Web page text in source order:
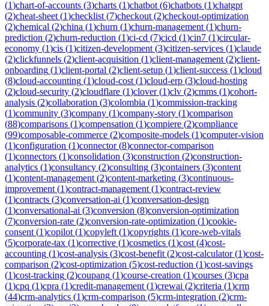
(1)chart-of-accounts (3)charts (1)chatbot (6)chatbots (1)chatgpt
(2)cheat-sheet (1)checklist (7)checkout (2)checkout-optimization
(2)chemical (2)china (1)churn (1)churn-management (1)churn-
prediction (2)churn-reduction (1)ci-cd (7)cicd (1)cin7 (1)circular-
economy (1)cis (1)citizen-development (3)citizen-services (1)claude
(2)clickfunnels (2)client-acquisition (1)client-management (2)client-
onboarding (1)client-portal (2)client-setup (1)client-success (1)cloud
(8)cloud-accounting (1)cloud-cost (1)cloud-erp (3)cloud-hosting
(2)cloud-security (2)cloudflare (1)clover(1)clv (2)cmms (1)cohort-
analysis (2)collaboration (3)colombia (1)commission-tracking
(1)community (3)company (1)company-story (1)comparison
(88)comparisons (1)compensation (1)compiere (2)compliance
(99)composable-commerce (2)composite-models (1)computer-vision
(1)configuration (1)connector(8)connector-comparison
(1)connectors (1)consolidation (3)construction (2)construction-
analytics (1)consultancy (2)consulting (3)containers (3)content
(1)content-management (2)content-marketing (3)continuous-
improvement (1)contract-management (1)contract-review
(1)contracts (3)conversation-ai (1)conversation-design
(1)conversational-ai (3)conversion (8)conversion-optimization
(7)conversion-rate (2)conversion-rate-optimization (1)cookie-
consent (1)copilot (1)copyleft (1)copyrights (1)core-web-vitals
(5)corporate-tax (1)corrective (1)cosmetics (1)cost (4)cost-
accounting (1)cost-analysis (3)cost-benefit (2)cost-calculator(1)cost-
comparison (2)cost-optimization (5)cost-reduction (1)cost-savings
(1)cost-tracking (2)coupang (1)course-creation (1)courses (3)cpa
(1)cpq (1)cpra (1)credit-management (1)crewai (2)criteria (1)crm
(44)crm-analytics (1)crm-comparison (5)crm-integration (2)crm-